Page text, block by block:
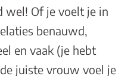
wel! Of je voelt je in
benauwd,
en vaak (je hebt
juiste vrouw voel je